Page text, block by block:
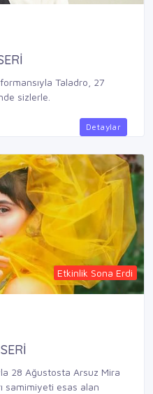
Taladro, 27
sizlerle.
Detaylar
Etkinlik Sona Erdi
28 Ağustosta Arsuz Mira
samimiyeti esas alan